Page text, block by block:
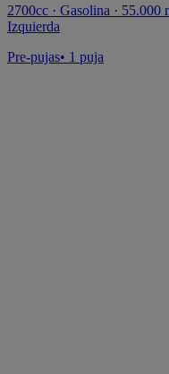
2700cc · Gasolina · 55.000
Izquierda
Pre-pujas• 1 puja